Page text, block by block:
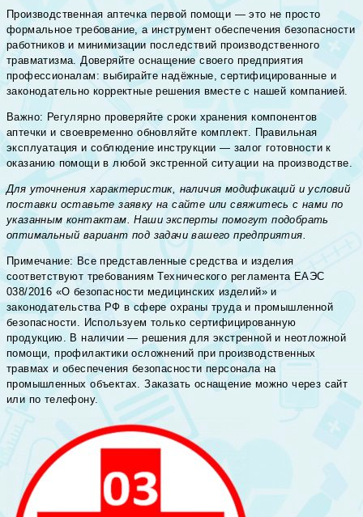
Производственная аптечка первой помощи — это не просто
формальное требование, а инструмент обеспечения безопасности
работников и минимизации последствий производственного
травматизма. Доверяйте оснащение своего предприятия
профессионалам: выбирайте надёжные, сертифицированные и
законодательно корректные решения вместе с нашей компанией.
Важно: Регулярно проверяйте сроки хранения компонентов
аптечки и своевременно обновляйте комплект. Правильная
эксплуатация и соблюдение инструкции — залог готовности к
оказанию помощи в любой экстренной ситуации на производстве.
Для уточнения характеристик, наличия модификаций и условий
поставки оставьте заявку на сайте или свяжитесь с нами по
указанным контактам. Наши эксперты помогут подобрать
оптимальный вариант под задачи вашего предприятия.
Примечание: Все представленные средства и изделия
соответствуют требованиям Технического регламента ЕАЭС
038/2016 «О безопасности медицинских изделий» и
законодательства РФ в сфере охраны труда и промышленной
безопасности. Используем только сертифицированную
продукцию. В наличии — решения для экстренной и неотложной
помощи, профилактики осложнений при производственных
травмах и обеспечения безопасности персонала на
промышленных объектах. Заказать оснащение можно через сайт
или по телефону.